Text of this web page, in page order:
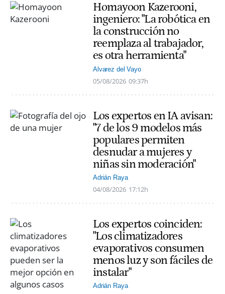
Homayoon Kazerooni,
ingeniero: "La robótica en
la construcción no
reemplaza al trabajador,
es otra herramienta"
Alvarez del Vayo
05/08/2026 09:37h
Los expertos en IA avisan:
"7 de los 9 modelos más
populares permiten
desnudar a mujeres y
niñas sin moderación"
Adrián Raya
04/08/2026 17:12h
Los expertos coinciden:
"Los climatizadores
evaporativos consumen
menos luz y son fáciles de
instalar"
Adrián Raya